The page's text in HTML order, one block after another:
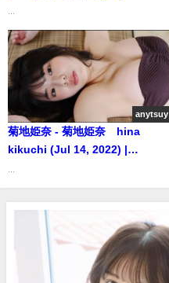
(Aug 13, 2025) | MEN'S DVD
Channelさんより
anytsuy
菊地姫奈 - 菊地姫奈 hina
kikuchi (Jul 14, 2022) |